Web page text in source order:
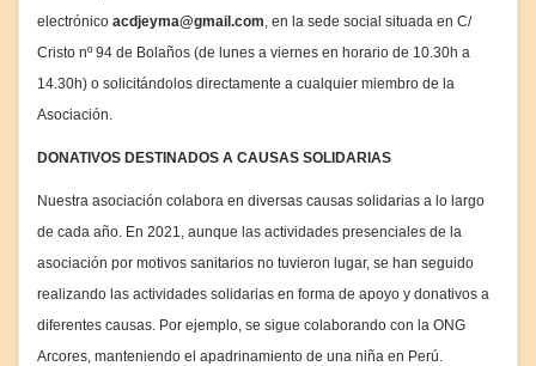
electrónico acdjeyma@gmail.com , en la sede social situada en C/
Cristo nº 94 de Bolaños (de lunes a viernes en horario de 10.30h a
14.30h) o solicitándolos directamente a cualquier miembro de la
Asociación.
DONATIVOS DESTINADOS A CAUSAS SOLIDARIAS
Nuestra asociación colabora en diversas causas solidarias a lo largo
de cada año. En 2021, aunque las actividades presenciales de la
asociación por motivos sanitarios no tuvieron lugar, se han seguido
realizando las actividades solidarias en forma de apoyo y donativos a
diferentes causas. Por ejemplo, se sigue colaborando con la ONG
Arcores, manteniendo el apadrinamiento de una niña en Perú.